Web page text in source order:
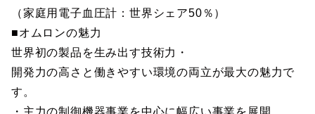
（家庭用電子血圧計：世界シェア50％）
■オムロンの魅力
世界初の製品を生み出す技術力・
開発力の高さと働きやすい環境の両立が最大の魅力で
す。
・主力の制御機器事業を中心に幅広い事業を展開